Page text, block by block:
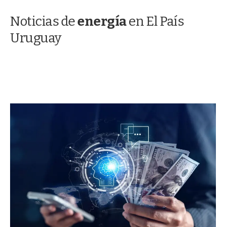
d
Noticias deenergíaen El País
Uruguay